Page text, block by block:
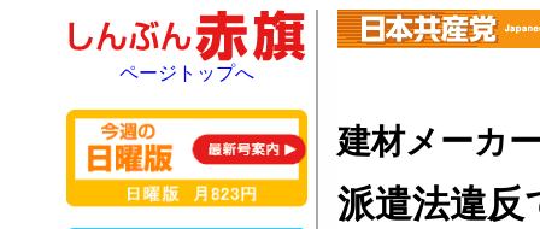
建材メーカ
派遣法違反
ページトップへ